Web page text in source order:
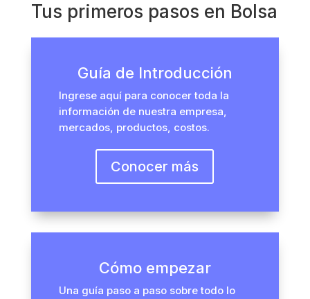
Tus primeros pasos en Bolsa
Guía de Introducción
Ingrese aquí para conocer toda la
información de nuestra empresa,
mercados, productos, costos.
Conocer más
Cómo empezar
Una guía paso a paso sobre todo lo